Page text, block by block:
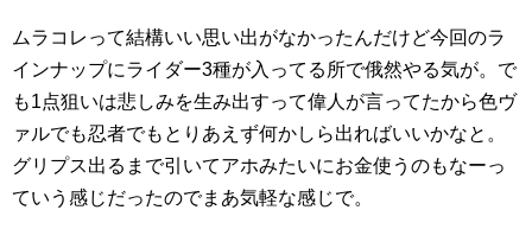
ムラコレって結構いい思い出がなかったんだけど今回のラ
インナップにライダー3種が入ってる所で俄然やる気が。で
も1点狙いは悲しみを生み出すって偉人が言ってたから色ヴ
ァルでも忍者でもとりあえず何かしら出ればいいかなと。
グリプス出るまで引いてアホみたいにお金使うのもなーっ
ていう感じだったのでまあ気軽な感じで。